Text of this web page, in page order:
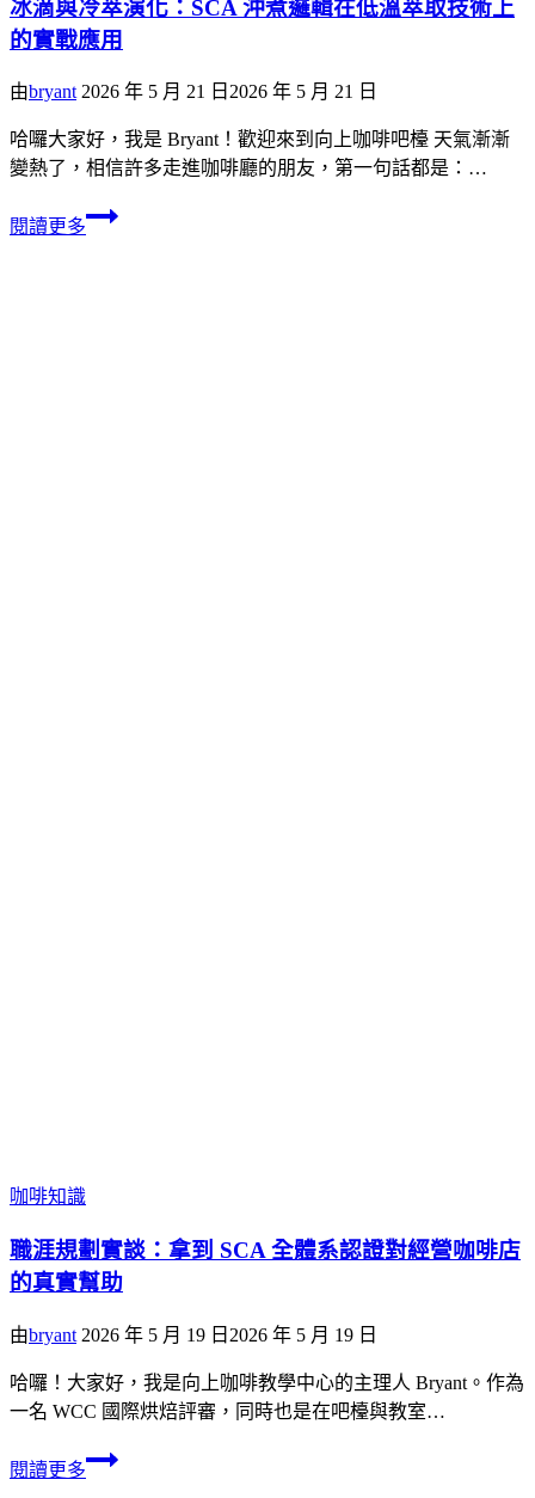
冰滴與冷萃演化：SCA 沖煮邏輯在低溫萃取技術上
的實戰應用
由bryant 2026 年 5 月 21 日 2026 年 5 月 21 日
哈囉大家好，我是 Bryant！歡迎來到向上咖啡吧檯 天氣漸漸
變熱了，相信許多走進咖啡廳的朋友，第一句話都是：…
閱讀更多
咖啡知識
職涯規劃實談：拿到 SCA 全體系認證對經營咖啡店
的真實幫助
由bryant 2026 年 5 月 19 日 2026 年 5 月 19 日
哈囉！大家好，我是向上咖啡教學中心的主理人 Bryant。作為
一名 WCC 國際烘焙評審，同時也是在吧檯與教室…
閱讀更多